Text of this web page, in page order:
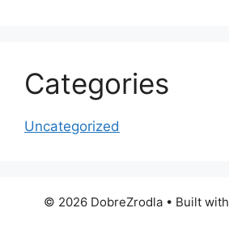
Categories
Uncategorized
© 2026 DobreZrodla • Built with